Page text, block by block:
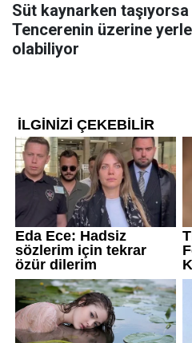
Süt kaynarken
Tencerenin üzerine
olabiliyor